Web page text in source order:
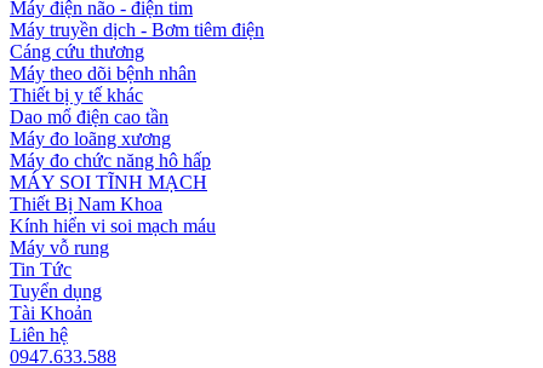
Máy điện não - điện tim
Máy truyền dịch - Bơm tiêm điện
Cáng cứu thương
Máy theo dõi bệnh nhân
Thiết bị y tế khác
Dao mổ điện cao tần
Máy đo loãng xương
Máy đo chức năng hô hấp
MÁY SOI TĨNH MẠCH
Thiết Bị Nam Khoa
Kính hiển vi soi mạch máu
Máy vỗ rung
Tin Tức
Tuyển dụng
Tài Khoản
Liên hệ
0947.633.588